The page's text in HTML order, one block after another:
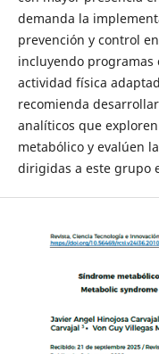
demanda la
prevención y control
incluyendo programas
actividad física
recomienda
analíticos que
metabólico y evalúen
dirigidas a este grupo